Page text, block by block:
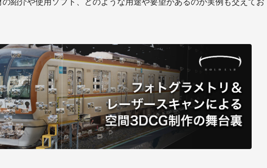
紹介や使用ソフト、どのような用途や要望があるのか実例も交えてお